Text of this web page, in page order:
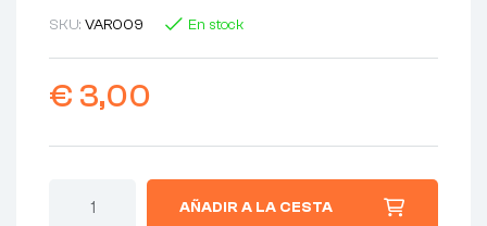
SKU: VAR009 En stock
€ 3,00
AÑADIR A LA CESTA